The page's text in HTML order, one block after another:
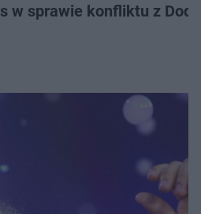
w sprawie konfliktu z